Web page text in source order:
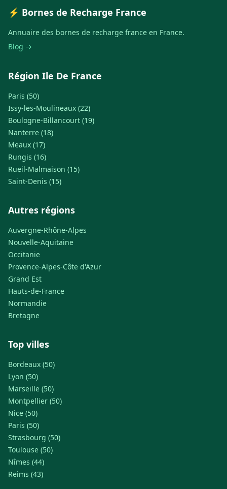
⚡ Bornes de Recharge France
Annuaire des bornes de recharge france en France.
Blog →
Région Ile De France
Paris (50)
Issy-les-Moulineaux (22)
Boulogne-Billancourt (19)
Nanterre (18)
Meaux (17)
Rungis (16)
Rueil-Malmaison (15)
Saint-Denis (15)
Autres régions
Auvergne-Rhône-Alpes
Nouvelle-Aquitaine
Occitanie
Provence-Alpes-Côte d'Azur
Grand Est
Hauts-de-France
Normandie
Bretagne
Top villes
Bordeaux (50)
Lyon (50)
Marseille (50)
Montpellier (50)
Nice (50)
Paris (50)
Strasbourg (50)
Toulouse (50)
Nîmes (44)
Reims (43)